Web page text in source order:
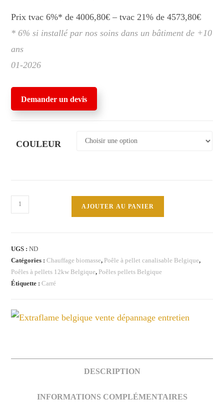
Prix tvac 6%* de 4006,80€ – tvac 21% de 4573,80€
* 6% si installé par nos soins dans un bâtiment de +10
ans
01-2026
Demander un devis
COULEUR
quantité
de
5.0
12kW
Extraflame
AJOUTER AU PANIER
UGS :ND
Catégories :Chauffage biomasse, Poêle à pellet canalisable Belgique,
Poêles à pellets 12kw Belgique, Poêles pellets Belgique
Étiquette :Carré
DESCRIPTION
INFORMATIONS COMPLÉMENTAIRES